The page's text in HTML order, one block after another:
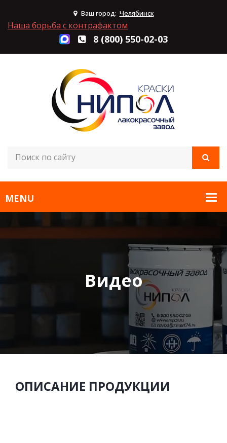
Ваш город: Челябинск
Наша борьба с контрафактом
8 (800) 550-02-03
Видео
ОПИСАНИЕ ПРОДУКЦИИ